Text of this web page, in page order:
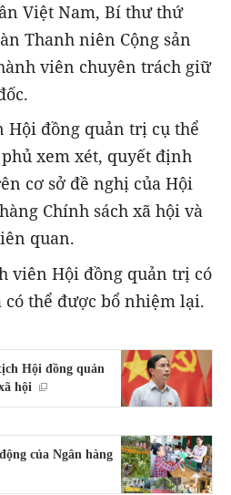
Việt Nam, Bí thư thứ
Thanh niên Cộng sản
viên chuyên trách giữ
Hội đồng quản trị cụ thể
xem xét, quyết định
cơ sở đề nghị của Hội
Chính sách xã hội và
quan.
viên Hội đồng quản trị có
thể được bổ nhiệm lại.
Hội đồng quản
hội
của Ngân hàng